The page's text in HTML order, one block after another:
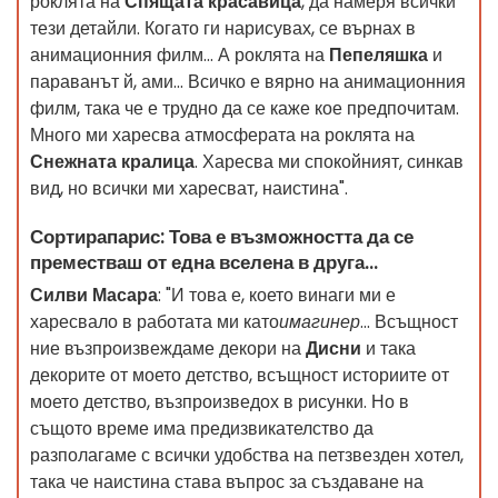
тези детайли. Когато ги нарисувах, се върнах в
анимационния филм... А роклята на Пепеляшка и
параванът й, ами... Всичко е вярно на анимационния
филм, така че е трудно да се каже кое предпочитам.
Много ми харесва атмосферата на роклята на
Снежната кралица. Харесва ми спокойният, синкав
вид, но всички ми харесват, наистина".
Сортирапарис: Това е възможността да се
преместваш от една вселена в друга...
Силви Масара: "И това е, което винаги ми е
харесвало в работата ми катоимагинер... Всъщност
ние възпроизвеждаме декори наДисни и така
декорите от моето детство, всъщност историите от
моето детство, възпроизведох в рисунки. Но в
същото време има предизвикателство да
разполагаме с всички удобства на петзвезден хотел,
така че наистина става въпрос за създаване на